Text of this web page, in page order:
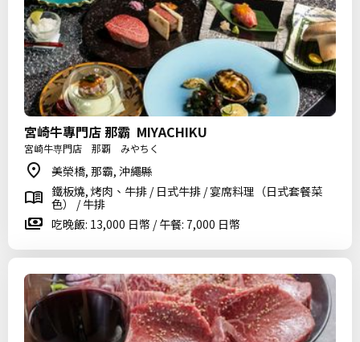
宮崎牛專門店 那霸 MIYACHIKU
宮崎牛専門店 那覇 みやちく
美榮橋, 那霸, 沖繩縣
鐵板燒, 烤肉、牛排 / 日式牛排 / 宴席料理（日式套餐菜
色） / 牛排
吃晚飯: 13,000 日幣 / 午餐: 7,000 日幣